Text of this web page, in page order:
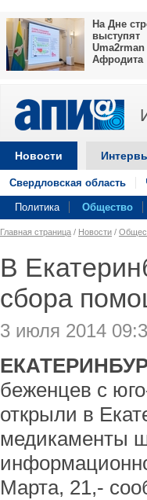
На Дне
выступят
Uma2rman
Афродита
Новости
Свердловская область
Политика Общество
Главная страница / Новости /
В
сбора
3 июля 2014
беженцев с
открыли в
медикаменты
Марта, 21,-